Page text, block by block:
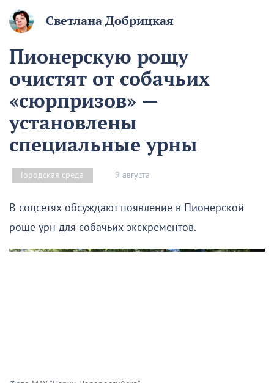
Светлана Добрицкая
Пионерскую рощу
очистят от собачьих
«сюрпризов» —
установлены
специальные урны
Городская среда 9 августа
В соцсетях обсуждают появление в Пионерской
роще урн для собачьих экскрементов.